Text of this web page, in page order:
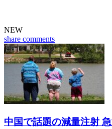
NEW
share comments
中国で話題の減量注射